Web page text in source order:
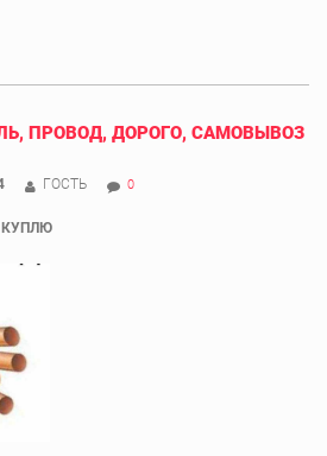
ПРОВОД, ДОРОГО, САМОВЫВОЗ
ГОСТЬ 0
КУПЛЮ